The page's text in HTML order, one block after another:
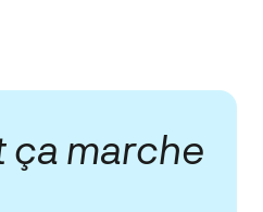
ça marche